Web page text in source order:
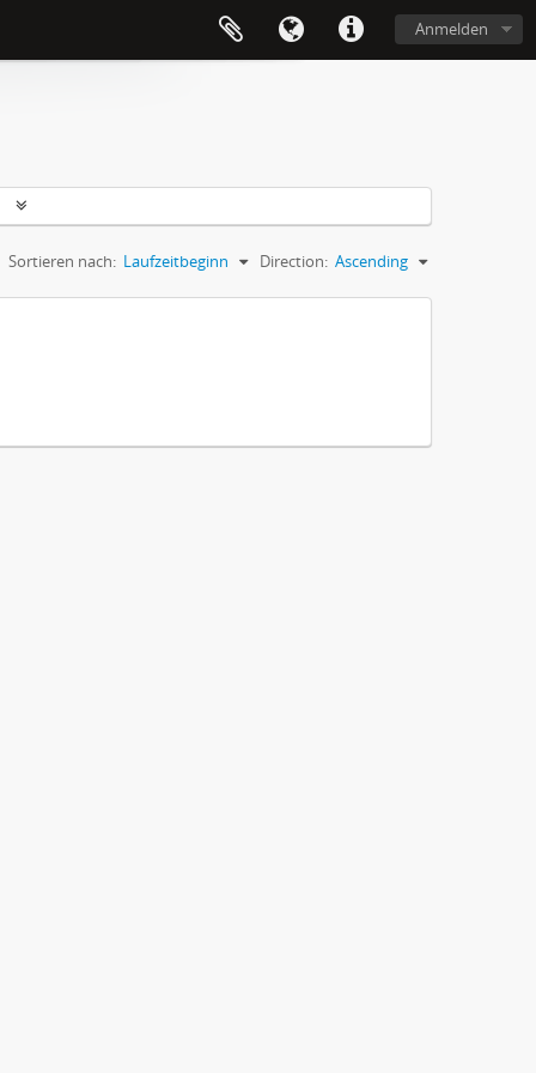
Anmelden
Sortieren nach: Laufzeitbeginn Direction: Ascending